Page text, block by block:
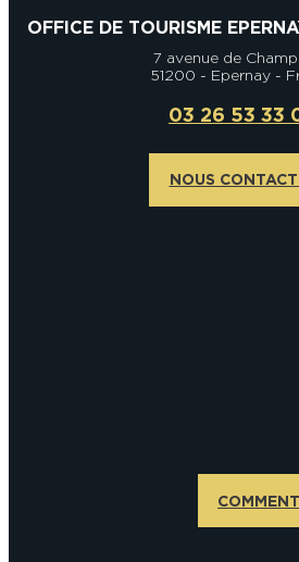
OFFICE DE TOURISME
7 avenue de
51200 - Epernay -
03 26 53 33
NOUS